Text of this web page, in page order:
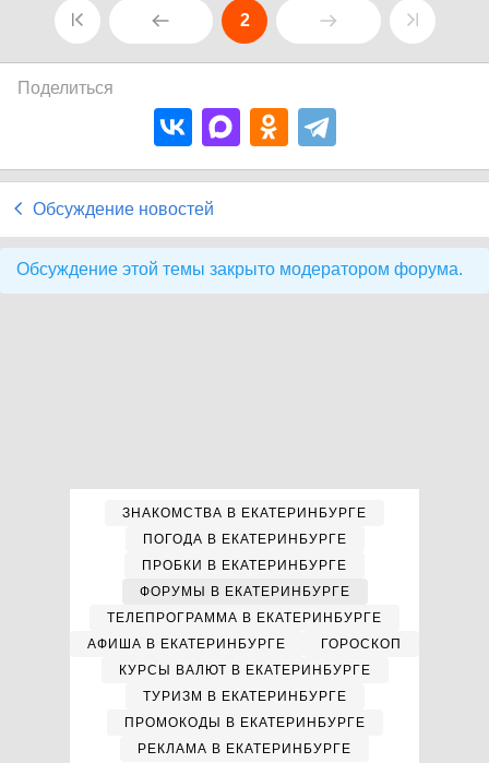
2
Поделиться
Обсуждение новостей
Обсуждение этой темы закрыто модератором форума.
ЗНАКОМСТВА В ЕКАТЕРИНБУРГЕ
ПОГОДА В ЕКАТЕРИНБУРГЕ
ПРОБКИ В ЕКАТЕРИНБУРГЕ
ФОРУМЫ В ЕКАТЕРИНБУРГЕ
ТЕЛЕПРОГРАММА В ЕКАТЕРИНБУРГЕ
АФИША В ЕКАТЕРИНБУРГЕ
ГОРОСКОП
КУРСЫ ВАЛЮТ В ЕКАТЕРИНБУРГЕ
ТУРИЗМ В ЕКАТЕРИНБУРГЕ
ПРОМОКОДЫ В ЕКАТЕРИНБУРГЕ
РЕКЛАМА В ЕКАТЕРИНБУРГЕ